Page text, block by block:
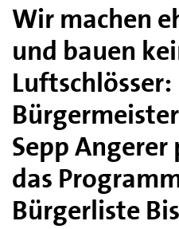
Wir machen
und bauen
Luftschlösser:
Sepp
das
Bürgerliste